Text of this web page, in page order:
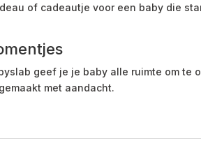
of cadeautje voor een baby die
geef je je baby alle ruimte om te
met aandacht.